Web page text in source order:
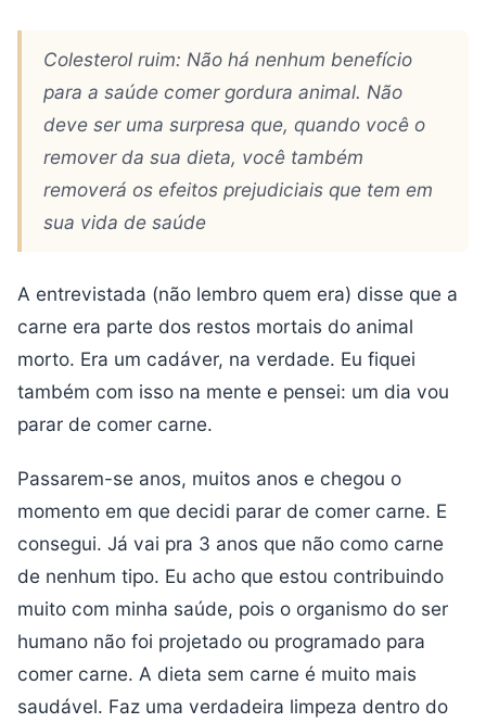
Colesterol ruim: Não há nenhum benefício
para a saúde comer gordura animal. Não
deve ser uma surpresa que, quando você o
remover da sua dieta, você também
removerá os efeitos prejudiciais que tem em
sua vida de saúde
A entrevistada (não lembro quem era) disse que a
carne era parte dos restos mortais do animal
morto. Era um cadáver, na verdade. Eu fiquei
também com isso na mente e pensei: um dia vou
parar de comer carne.
Passarem-se anos, muitos anos e chegou o
momento em que decidi parar de comer carne. E
consegui. Já vai pra 3 anos que não como carne
de nenhum tipo. Eu acho que estou contribuindo
muito com minha saúde, pois o organismo do ser
humano não foi projetado ou programado para
comer carne. A dieta sem carne é muito mais
saudável. Faz uma verdadeira limpeza dentro do